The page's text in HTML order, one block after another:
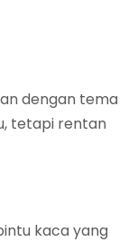
dengan tema
tetapi rentan
kaca yang